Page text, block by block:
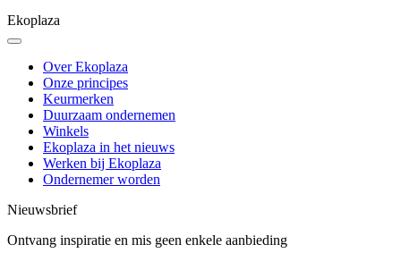
Ekoplaza
Over Ekoplaza
Onze principes
Keurmerken
Duurzaam ondernemen
Winkels
Ekoplaza in het nieuws
Werken bij Ekoplaza
Ondernemer worden
Nieuwsbrief
Ontvang inspiratie en mis geen enkele aanbieding